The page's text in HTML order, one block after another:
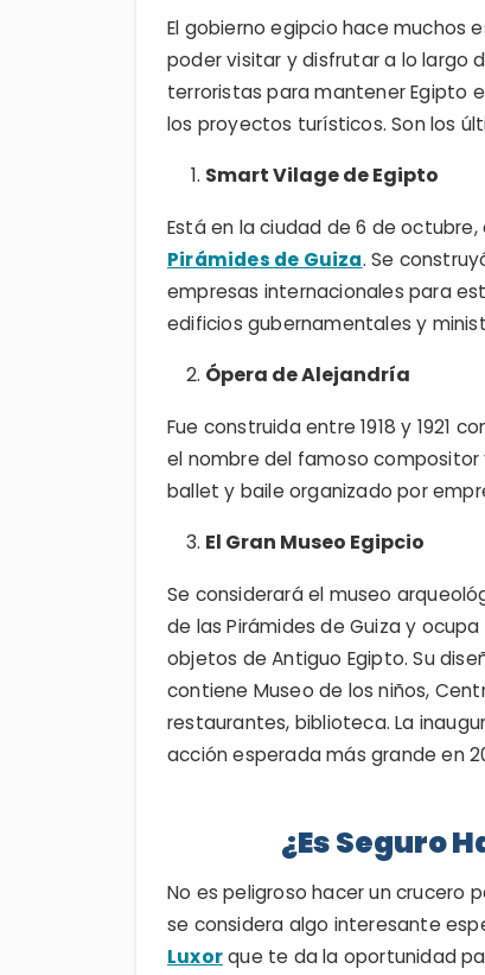
El gobierno egipcio hace muchos
poder visitar y disfrutar a lo largo
terroristas para mantener Egipto
los proyectos turísticos. Son los
Smart Vilage de Egipto
Está en la ciudad de 6 de
Pirámides de Guiza. Se
empresas internacionales para
edificios gubernamentales y
Ópera de Alejandría
Fue construida entre 1918 y 1921
el nombre del famoso
ballet y baile organizado por
El Gran Museo Egipcio
Se considerará el museo
de las Pirámides de Guiza y
objetos de Antiguo Egipto. Su
contiene Museo de los niños,
restaurantes, biblioteca. La
acción esperada más grande en
¿Es Seguro
No es peligroso hacer un crucero
se considera algo interesante
Luxorque te da la oportunidad